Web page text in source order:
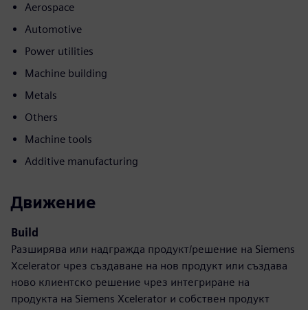
Aerospace
Automotive
Power utilities
Machine building
Metals
Others
Machine tools
Additive manufacturing
Движение
Build
Разширява или надгражда продукт/решение на Siemens
Xcelerator чрез създаване на нов продукт или създава
ново клиентско решение чрез интегриране на
продукта на Siemens Xcelerator и собствен продукт